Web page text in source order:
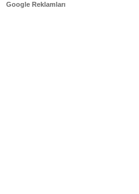
Google Reklamları